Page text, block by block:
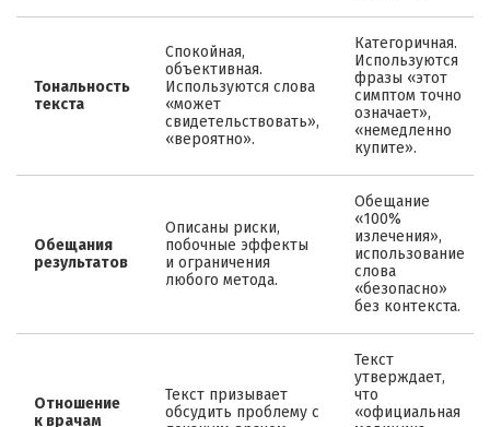
Тональность
текста
Спокойная,
объективная.
Используются слова
«может
свидетельствовать»,
«вероятно».
Категоричная.
Используются
фразы «этот
симптом точно
означает»,
«немедленно
купите».
Обещания
результатов
Описаны риски,
побочные эффекты
и ограничения
любого метода.
Обещание
«100%
излечения»,
использование
слова
«безопасно»
без контекста.
Отношение
к врачам
Текст призывает
обсудить проблему с
Текст
утверждает,
что
«официальная